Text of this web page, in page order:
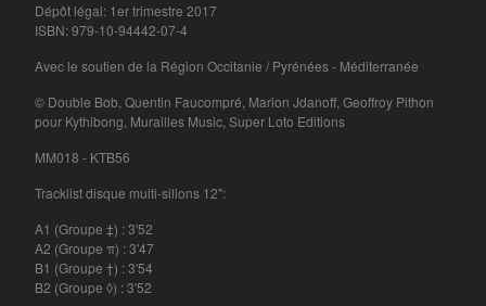
Sourdurent
Bégayer
Winter Family
Èlg & la Chimie
Zoe Heselton
Back to Site
Dépôt légal: 1er trimestre 2017
ISBN: 979-10-94442-07-4
Avec le soutien de la Région Occitanie / Pyrénées - Méditerranée
© Double Bob, Quentin Faucompré, Marion Jdanoff, Geoffroy Pithon
pour Kythibong, Murailles Music, Super Loto Editions
MM018 - KTB56
Tracklist disque multi-sillons 12":
A1 (Groupe ‡) : 3'52
A2 (Groupe π) : 3'47
B1 (Groupe †) : 3'54
B2 (Groupe ◊) : 3'52